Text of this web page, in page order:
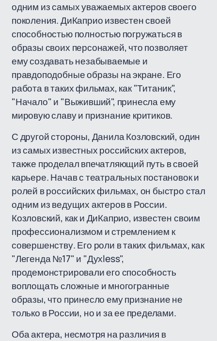
одним из самых уважаемых актеров своего
поколения. ДиКаприо известен своей
способностью полностью погружаться в
образы своих персонажей, что позволяет
ему создавать незабываемые и
правдоподобные образы на экране. Его
работа в таких фильмах, как "Титаник",
"Начало" и "Выживший", принесла ему
мировую славу и признание критиков.
С другой стороны, Данила Козловский, один
из самых известных российских актеров,
также проделал впечатляющий путь в своей
карьере. Начав с театральных постановок и
ролей в российских фильмах, он быстро стал
одним из ведущих актеров в России.
Козловский, как и ДиКаприо, известен своим
профессионализмом и стремлением к
совершенству. Его роли в таких фильмах, как
"Легенда №17" и "Духless",
продемонстрировали его способность
воплощать сложные и многогранные
образы, что принесло ему признание не
только в России, но и за ее пределами.
Оба актера, несмотря на различия в